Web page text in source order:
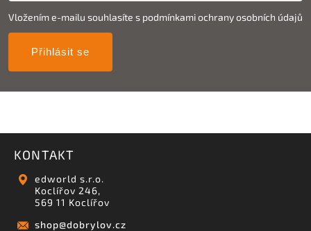
Vložením e-mailu souhlasíte s podmínkami ochrany osobních údajů
Přihlásit se
KONTAKT
edworld s.r.o.
Koclířov 246,
569 11 Koclířov
shop@dobrylov.cz